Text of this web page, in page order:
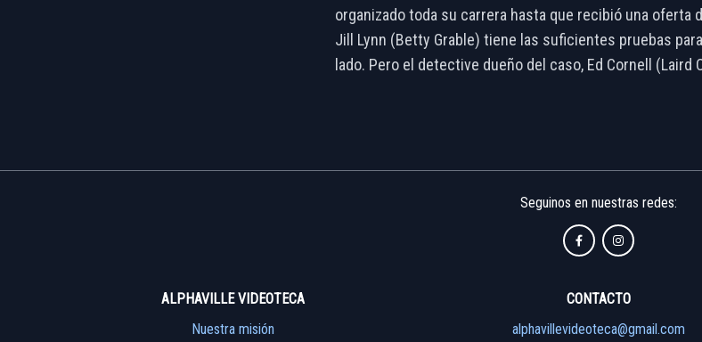
organizado toda su carrera hasta que recibió una oferta
Jill Lynn (Betty Grable) tiene las suficientes pruebas
lado. Pero el detective dueño del caso, Ed Cornell
Seguinos en nuestras redes:
ALPHAVILLE VIDEOTECA
Nuestra misión
CONTACTO
alphavillevideoteca@gmail.com